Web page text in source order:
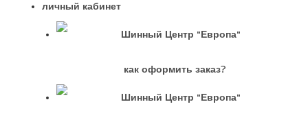
личный кабинет
как оформить заказ?